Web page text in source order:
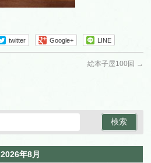
twitter Google+ LINE
絵本子屋100回 →
2026年8月